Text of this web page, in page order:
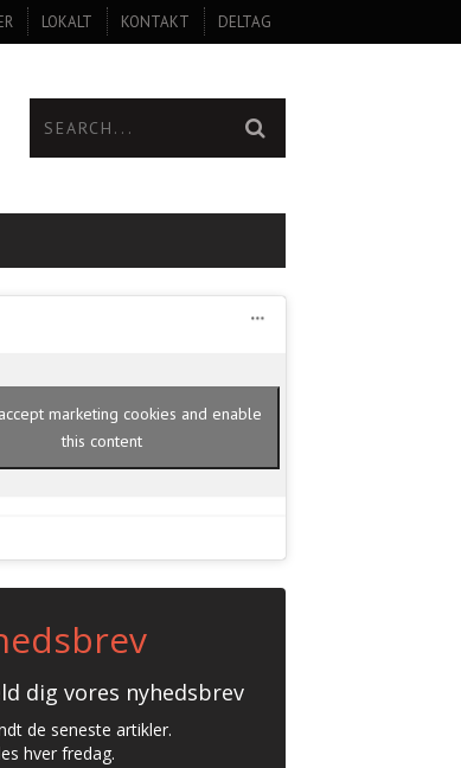
LOKALT KONTAKT DELTAG
marketing cookies and enable
this content
dig vores nyhedsbrev
de seneste artikler.
hver fredag.